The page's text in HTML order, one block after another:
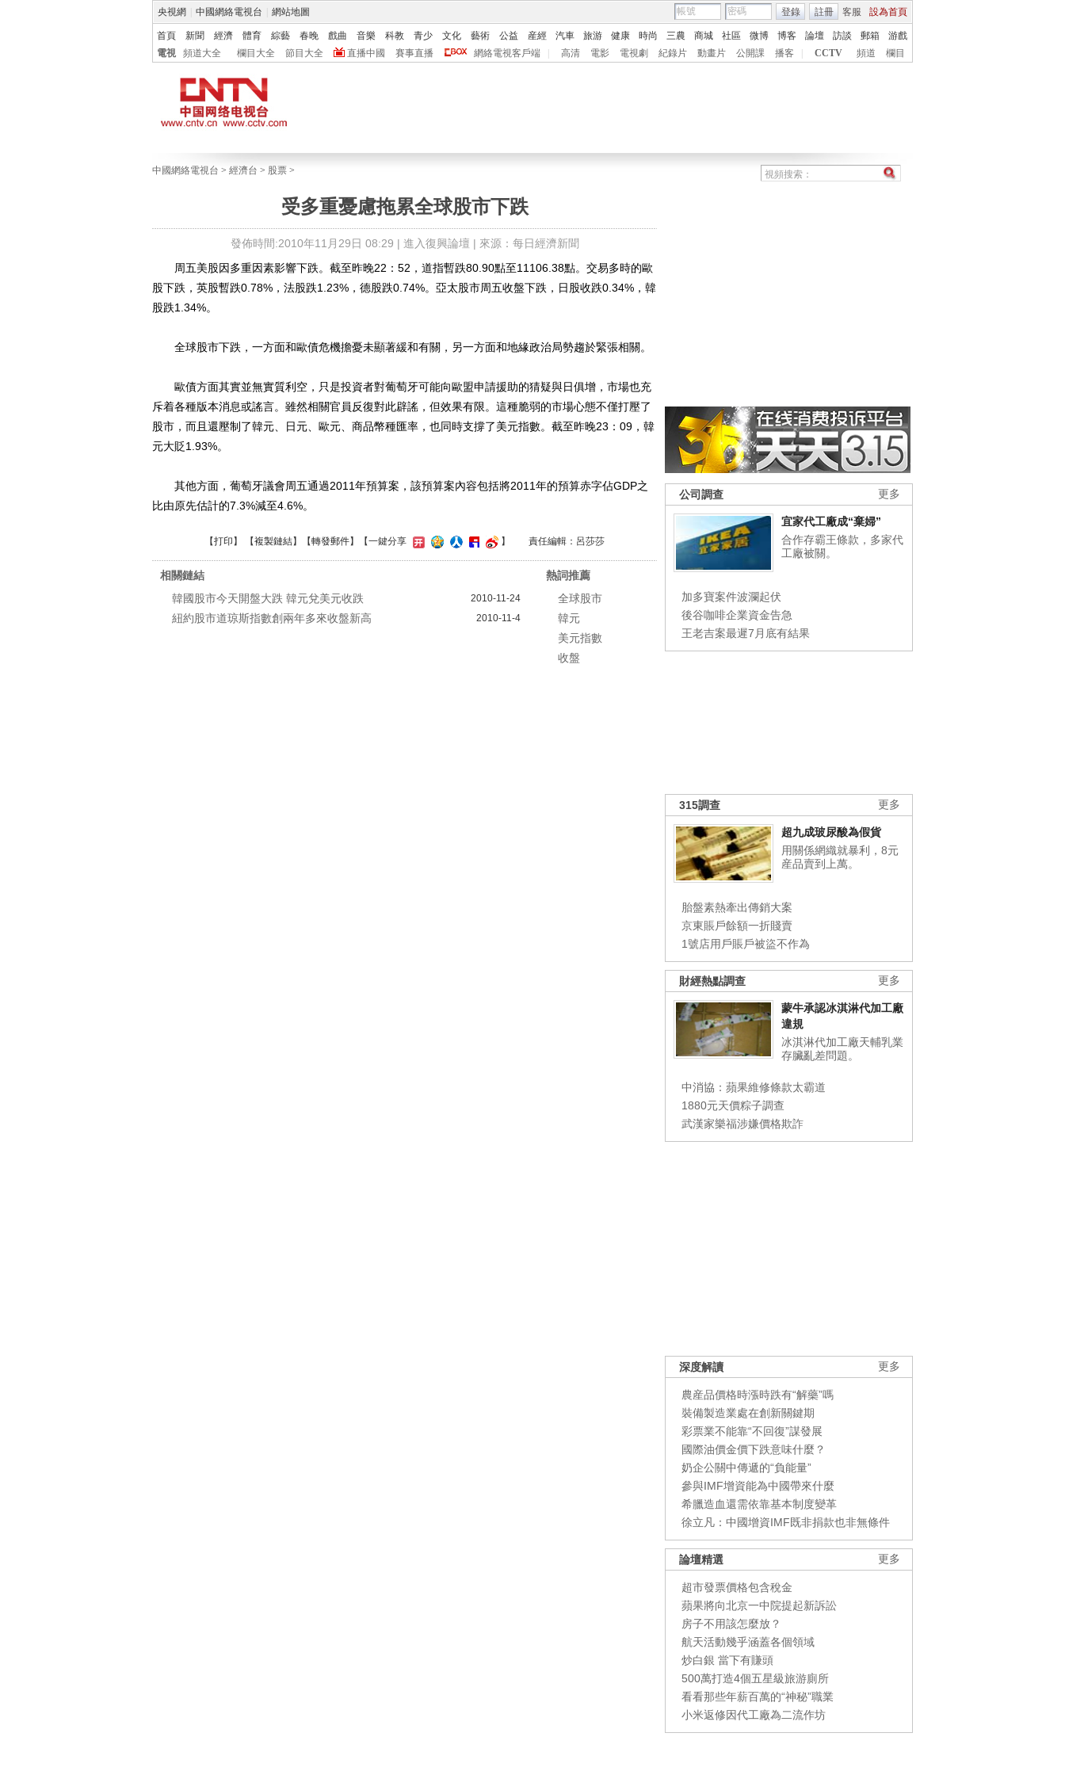
央視網 中國網絡電視台 網站地圖 客服 設為首頁
登錄 註冊
首頁 新聞 經濟 體育 綜藝 春晚 戲曲 音樂 科教 青少 文化 藝術 公益 産經 汽車 旅游 健康 時尚 三農 商城 社區 微博 博客 論壇 訪談 郵箱
游戲
電視
頻道大全 欄目大全 節目大全 直播中國 賽事直播 網絡電視客戶端 高清 電影 電視劇 紀錄片 動畫片 公開課 播客 CCTV 頻道 欄目
中國網絡電視台 > 經濟台 > 股票 >
受多重憂慮拖累全球股市下跌
發佈時間:2010年11月29日 08:29 | 進入復興論壇 | 來源：每日經濟新聞
更多
公司調查
宜家代工廠成“棄婦”
合作存霸王條款，多家代
工廠被關。
加多寶案件波瀾起伏
後谷咖啡企業資金告急
王老吉案最遲7月底有結果
更多
315調查
超九成玻尿酸為假貨
用關係網織就暴利，8元
産品賣到上萬。
胎盤素熱牽出傳銷大案
京東賬戶餘額一折賤賣
1號店用戶賬戶被盜不作為
更多
財經熱點調查
蒙牛承認冰淇淋代加工廠
違規
冰淇淋代加工廠天輔乳業
存臟亂差問題。
中消協：蘋果維修條款太霸道
1880元天價粽子調查
武漢家樂福涉嫌價格欺詐
更多
深度解讀
農産品價格時漲時跌有“解藥”嗎
裝備製造業處在創新關鍵期
彩票業不能靠“不回復”謀發展
國際油價金價下跌意味什麼？
奶企公關中傳遞的“負能量”
參與IMF增資能為中國帶來什麼
希臘造血還需依靠基本制度變革
徐立凡：中國增資IMF既非捐款也非無條件
更多
論壇精選
超市發票價格包含稅金
蘋果將向北京一中院提起新訴訟
房子不用該怎麼放？
航天活動幾乎涵蓋各個領域
炒白銀 當下有賺頭
500萬打造4個五星級旅游廁所
看看那些年薪百萬的“神秘”職業
小米返修因代工廠為二流作坊
周五美股因多重因素影響下跌。截至昨晚22：52，道指暫跌80.90點至11106.38點。交易多時的歐
股下跌，英股暫跌0.78%，法股跌1.23%，德股跌0.74%。亞太股市周五收盤下跌，日股收跌0.34%，韓
股跌1.34%。
全球股市下跌，一方面和歐債危機擔憂未顯著緩和有關，另一方面和地緣政治局勢趨於緊張相關。
歐債方面其實並無實質利空，只是投資者對葡萄牙可能向歐盟申請援助的猜疑與日俱增，市場也充
斥着各種版本消息或謠言。雖然相關官員反復對此辟謠，但效果有限。這種脆弱的市場心態不僅打壓了
股市，而且還壓制了韓元、日元、歐元、商品幣種匯率，也同時支撐了美元指數。截至昨晚23：09，韓
元大貶1.93%。
其他方面，葡萄牙議會周五通過2011年預算案，該預算案內容包括將2011年的預算赤字佔GDP之
比由原先估計的7.3%減至4.6%。
【打印 】 【複製鏈結】【轉發郵件】 【一鍵分享 】 責任編輯：呂莎莎
相關鏈結
韓國股市今天開盤大跌 韓元兌美元收跌
2010-11-24
紐約股市道琼斯指數創兩年多來收盤新高 2010-11-4
熱詞推薦
全球股市
韓元
美元指數
收盤